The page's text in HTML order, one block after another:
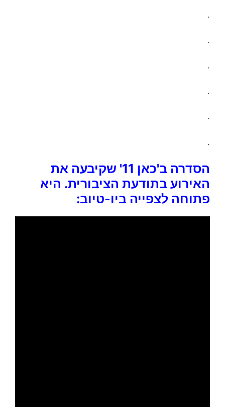
.
.
.
.
.
.
הסדרה ב'כאן 11' שקיבעה את
האירוע בתודעת הציבורית. היא
פתוחה לצפייה ביו-טיוב: